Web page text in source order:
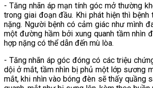
- Tăng nhãn áp mạn tính góc mở thường
trong giai đoạn đầu. Khi phát hiện thì
nặng. Người bệnh có cảm giác như mình
một đường hầm bởi xung quanh tầm nhìn
hợp nặng có thể dẫn đến mù lòa.
- Tăng nhãn áp góc đóng có các triệu
dội ở mắt, tầm nhìn bị phủ một lớp sương
mắt, khi nhìn vào bóng đèn sẽ thấy quầng